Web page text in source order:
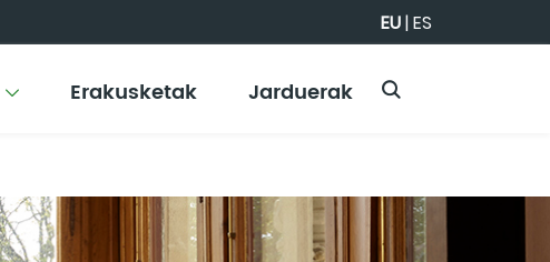
EU|ES
Erakusketak Jarduerak